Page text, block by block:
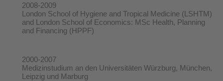
2008-2009
London School of Hygiene and Tropical Medicine (LSHTM)
and London School of Economics: MSc Health, Planning
and Financing (HPPF)
2000-2007
Medizinstudium an den Universitäten Würzburg, München,
Leipzig und Marburg